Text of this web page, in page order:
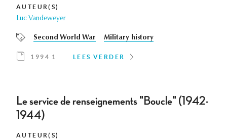
AUTEUR(S)
Luc Vandeweyer
Second World War Military history
1994 1 LEES VERDER
Le service de renseignements "Boucle" (1942-
1944)
AUTEUR(S)